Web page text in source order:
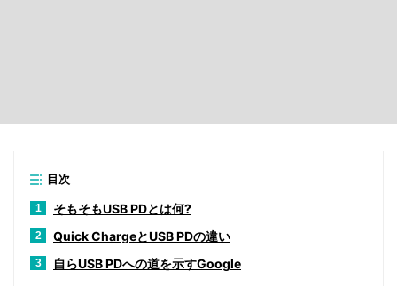
目次
1 そもそもUSB PDとは何?
2 Quick ChargeとUSB PDの違い
3 自らUSB PDへの道を示すGoogle